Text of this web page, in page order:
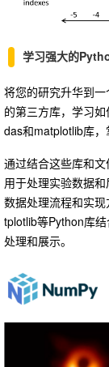
学习强大的
将您的研究升华到
的第三方库，学习
das和matplotlib库，
通过结合这些库和文
用于处理实验数据
数据处理流程和实
tplotlib等Python库
处理和展示。